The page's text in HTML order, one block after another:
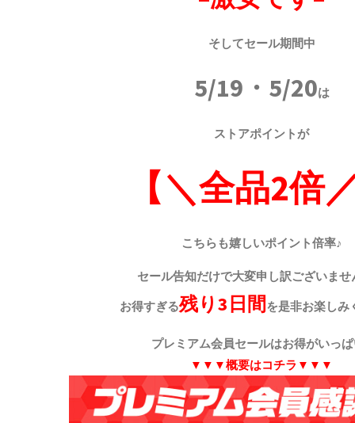
そしてセール期間中
5/19・5/20は
ストアポイントが
【＼全品2倍
こちらも嬉しいポイント倍率♪
セール告知だけで大変申し訳ございませ
お得すぎる残り3日間を是非お楽しみ
プレミアム会員セールはお得がいっ
▼▼▼概要はコチラ▼▼▼